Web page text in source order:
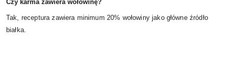
Czy karma zawiera wołowinę?
Tak, receptura zawiera minimum 20% wołowiny jako główne źródło
białka.